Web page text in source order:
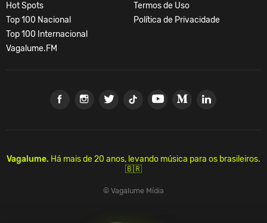
Hot Spots
Top 100 Nacional
Top 100 Internacional
Vagalume.FM
Termos de Uso
Política de Privacidade
Vagalume. Há mais de 20 anos, levando música para os brasileiros.
🇧🇷
© Vagalume Mídia